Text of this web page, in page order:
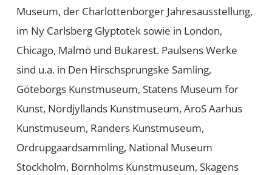
Museum, der Charlottenborger Jahresausstellung,
im Ny Carlsberg Glyptotek sowie in London,
Chicago, Malmö und Bukarest. Paulsens Werke
sind u.a. in Den Hirschsprungske Samling,
Göteborgs Kunstmuseum, Statens Museum for
Kunst, Nordjyllands Kunstmuseum, AroS Aarhus
Kunstmuseum, Randers Kunstmuseum,
Ordrupgaardsammling, National Museum
Stockholm, Bornholms Kunstmuseum, Skagens